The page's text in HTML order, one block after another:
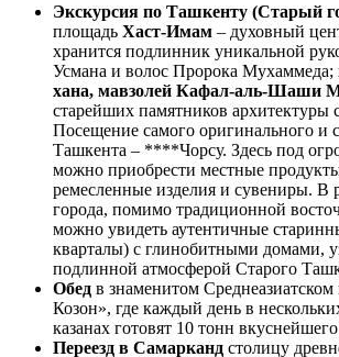
Экскурсия по Ташкенту (Старый
площадь Хаст-Имам – духовный
хранится подлинник уникальной
Усмана и волос Пророка Мухаммеда;
хана, мавзолей Кафал-аль-Шаши
старейших памятников архитектуры
Посещение самого оригинального и
Ташкента – ****Чорсу. Здесь под
можно приобрести местные
ремесленные изделия и сувениры. В
города, помимо традиционной
можно увидеть аутентичные
кварталы) с глинобитными домами,
подлинной атмосферой Старого
Обед в знаменитом
Козон», где каждый день в
казанах готовят 10 тонн
Переезд в Самарканд столицу